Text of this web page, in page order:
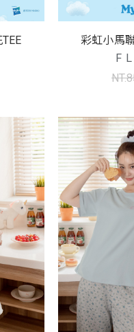
彩虹小馬
F L